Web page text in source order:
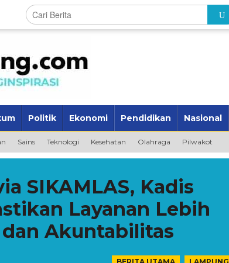
Politik Ekonomi Pendidikan Nasional
Sains Teknologi Kesehatan Olahraga Pilwakot
SIKAMLAS, Kadis
Layanan Lebih
Akuntabilitas
,